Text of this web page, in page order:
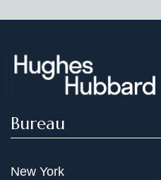
Bureau
New York